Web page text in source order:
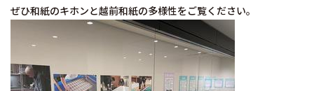
ぜひ和紙のキホンと越前和紙の多様性をご覧ください。